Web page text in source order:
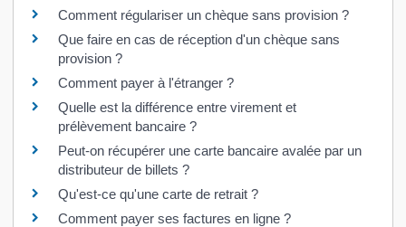
Comment régulariser un chèque sans provision ?
Que faire en cas de réception d'un chèque sans
provision ?
Comment payer à l'étranger ?
Quelle est la différence entre virement et
prélèvement bancaire ?
Peut-on récupérer une carte bancaire avalée par un
distributeur de billets ?
Qu'est-ce qu'une carte de retrait ?
Comment payer ses factures en ligne ?